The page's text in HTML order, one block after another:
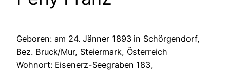
Geboren: am 24. Jänner 1893 in Schörgendorf,
Bez. Bruck/Mur, Steiermark, Österreich
Wohnort: Eisenerz-Seegraben 183,